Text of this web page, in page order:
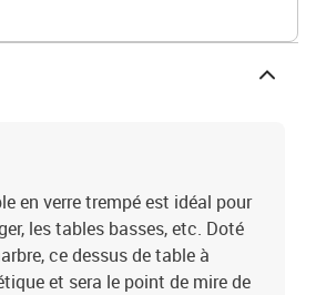
en verre trempé est idéal pour
les tables basses, etc. Doté
ce dessus de table à
et sera le point de mire de